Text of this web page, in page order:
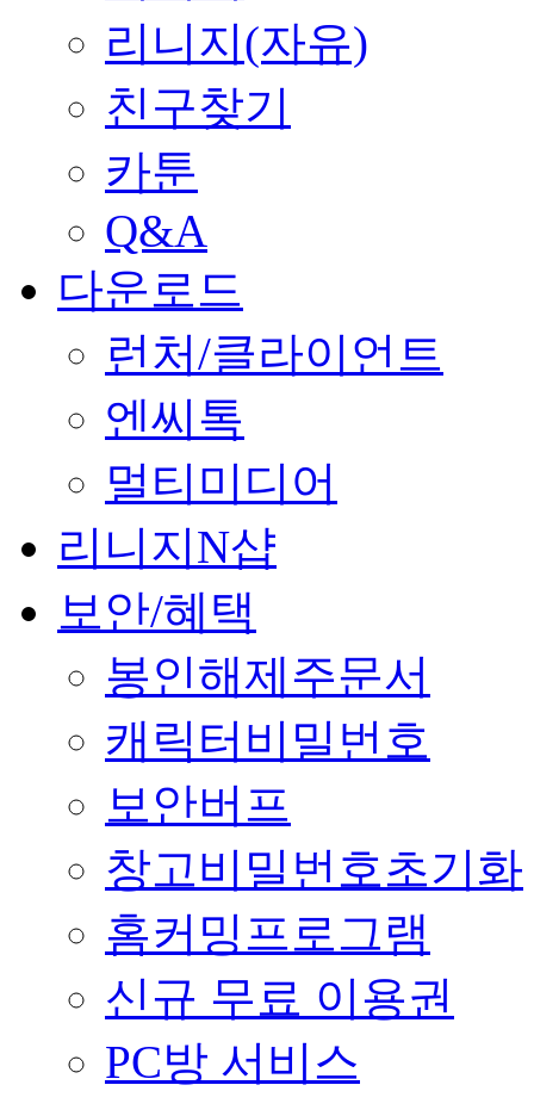
리니지(자유)
친구찾기
카툰
Q&A
다운로드
런처/클라이언트
엔씨톡
멀티미디어
리니지N샵
보안/혜택
봉인해제주문서
캐릭터비밀번호
보안버프
창고비밀번호초기화
홈커밍프로그램
신규 무료 이용권
PC방 서비스